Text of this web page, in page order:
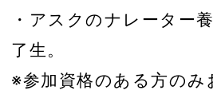
・アスクのナレーター
了生。
※参加資格のある方のみ